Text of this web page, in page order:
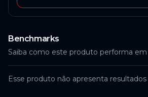
Benchmarks
Saiba como este produto performa
Esse produto não apresenta